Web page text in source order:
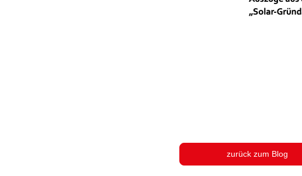
zurück zum Blog